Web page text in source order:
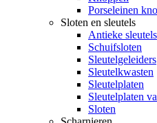
Porseleinen
Sloten en sleutels
Antieke sleutels
Schuifsloten
Sleutelgeleiders
Sleutelkwasten
Sleutelplaten
Sleutelplaten
Sloten